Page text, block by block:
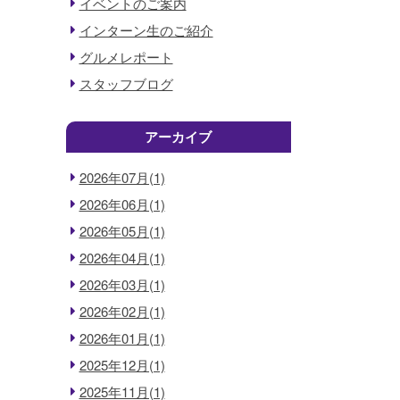
インターン生のご紹介
グルメレポート
スタッフブログ
アーカイブ
2026年07月(1)
2026年06月(1)
2026年05月(1)
2026年04月(1)
2026年03月(1)
2026年02月(1)
2026年01月(1)
2025年12月(1)
2025年11月(1)